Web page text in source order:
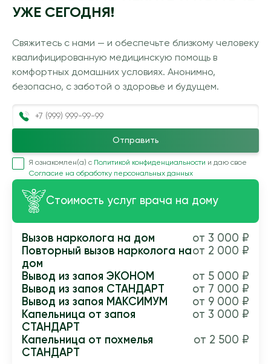
УЖЕ СЕГОДНЯ!
Свяжитесь с нами — и обеспечьте близкому человеку
квалифицированную медицинскую помощь в
комфортных домашних условиях. Анонимно,
безопасно, с заботой о здоровье и будущем.
Отправить
Я ознакомлен(а) с Политикой конфиденциальности и даю свое
Согласие на обработку персональных данных
Стоимость услуг врача на дому
Вызов нарколога на дом
от 3 000 ₽
Повторный вызов нарколога на
дом
от 2 000 ₽
Вывод из запоя ЭКОНОМ
от 5 000 ₽
Вывод из запоя СТАНДАРТ
от 7 000 ₽
Вывод из запоя МАКСИМУМ
от 9 000 ₽
Капельница от запоя
СТАНДАРТ
от 3 000 ₽
Капельница от похмелья
СТАНДАРТ
от 2 500 ₽